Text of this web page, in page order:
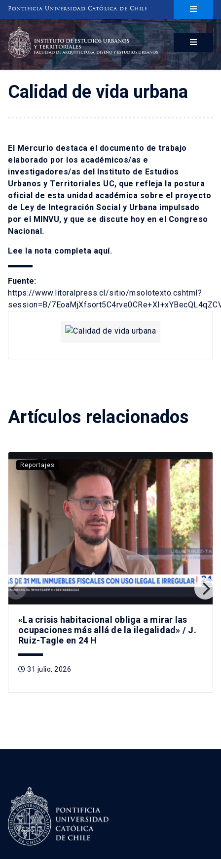
Pontificia Universidad Católica de Chile
INSTITUTO DE ESTUDIOS URBANOS
Y TERRITORIALES
FACULTAD DE ARQUITECTURA, DISEÑO Y ESTUDIOS URBANOS
Calidad de vida urbana
El Mercurio destaca el documento de trabajo
elaborado por los académicos/as e
investigadores/as del Instituto de Estudios
Urbanos y Territoriales UC, que refleja la postura
oficial de esta unidad académica sobre el proyecto
de Ley de Integración Social y Urbana impulsado
por el MINVU, y que se discute hoy en el Congreso
Nacional.
Lee la nota completa aquí.
Fuente:
https://www.litoralpress.cl/sitio/msolotexto.cshtml?
session=B/
Artículos relacionados
Reportajes
«La crisis habitacional obliga a mirar las
ocupaciones más allá de la ilegalidad» / J.
Ruiz-Tagle en 24 H
31 julio, 2026